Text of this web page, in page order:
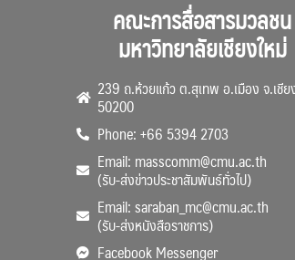
คณะการสื่อสารมวลชน
มหาวิทยาลัยเชียงใหม่
239 ถ.ห้วยแก้ว ต.สุเทพ อ.เมือง จ.เชีย
50200
Phone: +66 5394 2703
Email: masscomm@cmu.ac.th
(รับ-ส่งข่าวประชาสัมพันธ์ทั่วไป)
Email: saraban_mc@cmu.ac.th
(รับ-ส่งหนังสือราชการ)
Facebook Messenger